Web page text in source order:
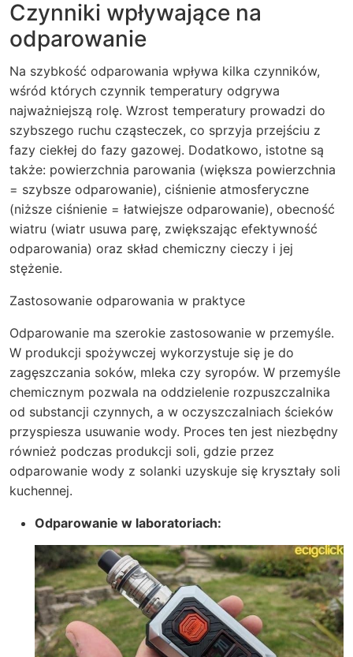
Czynniki wpływające na
odparowanie
Na szybkość odparowania wpływa kilka czynników,
wśród których czynnik temperatury odgrywa
najważniejszą rolę. Wzrost temperatury prowadzi do
szybszego ruchu cząsteczek, co sprzyja przejściu z
fazy ciekłej do fazy gazowej. Dodatkowo, istotne są
także: powierzchnia parowania (większa powierzchnia
= szybsze odparowanie), ciśnienie atmosferyczne
(niższe ciśnienie = łatwiejsze odparowanie), obecność
wiatru (wiatr usuwa parę, zwiększając efektywność
odparowania) oraz skład chemiczny cieczy i jej
stężenie.
Zastosowanie odparowania w praktyce
Odparowanie ma szerokie zastosowanie w przemyśle.
W produkcji spożywczej wykorzystuje się je do
zagęszczania soków, mleka czy syropów. W przemyśle
chemicznym pozwala na oddzielenie rozpuszczalnika
od substancji czynnych, a w oczyszczalniach ścieków
przyspiesza usuwanie wody. Proces ten jest niezbędny
również podczas produkcji soli, gdzie przez
odparowanie wody z solanki uzyskuje się kryształy soli
kuchennej.
Odparowanie w laboratoriach: